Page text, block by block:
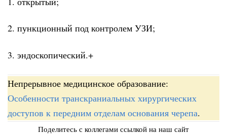
2. пункционный под контролем УЗИ;
3. эндоскопический.+
Непрерывное медицинское образование:
Особенности транскраниальных хирургических
доступов к передним отделам основания черепа.
Поделитесь с коллегами ссылкой на наш сайт